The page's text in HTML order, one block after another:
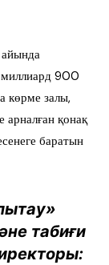
миллиард 900
көрме залы,
арналған қонақ
баратын
табиғи